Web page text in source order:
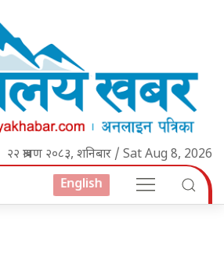
२२ श्रावण २०८३, शनिबार / Sat Aug 8, 2026
English